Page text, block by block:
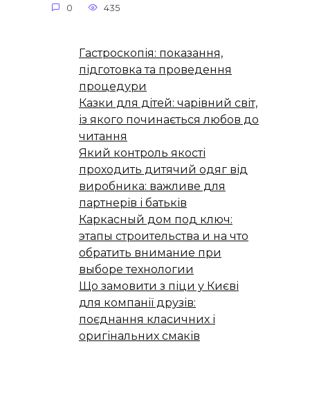
0 435
Гастроскопія: показання,
підготовка та проведення
процедури
Казки для дітей: чарівний світ,
із якого починається любов до
читання
Який контроль якості
проходить дитячий одяг від
виробника: важливе для
партнерів і батьків
Каркасный дом под ключ:
этапы строительства и на что
обратить внимание при
выборе технологии
Що замовити з піци у Києві
для компанії друзів:
поєднання класичних і
оригінальних смаків